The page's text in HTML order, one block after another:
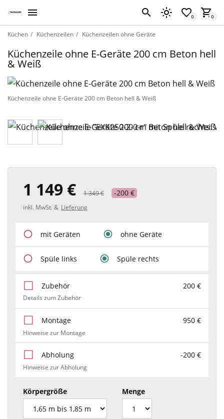
Küchen Küchenzeilen Küchenzeilen ohne Geräte
Küchenzeile ohne E-Geräte 200 cm Beton hell
& Weiß
Küchenzeile ohne E-Geräte 200 cm Beton hell & Weiß
1 149 € 1 349 € -200 €
inkl. MwSt. & Lieferung
mit Geräten ohne Geräte
Spüle links Spüle rechts
Zubehör 200 €
Details zum Zubehör
Montage 950 €
Hinweise zur Montage
Abholung -200 €
Hinweise zur Abholung
Körpergröße Menge